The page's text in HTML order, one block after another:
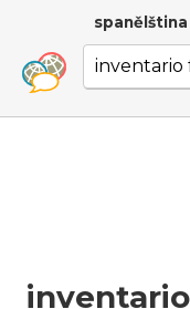
spanělština